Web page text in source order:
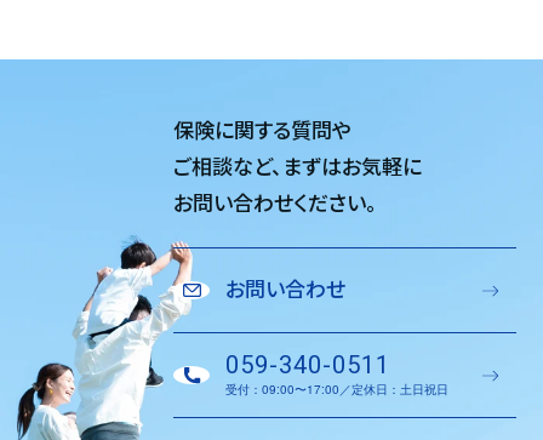
保険に関する質問や
ご相談など、 まずはお気軽に
お問い合わせください。
お問い合わせ
059-340-0511
受付：09:00〜17:00／定休日：土日祝日